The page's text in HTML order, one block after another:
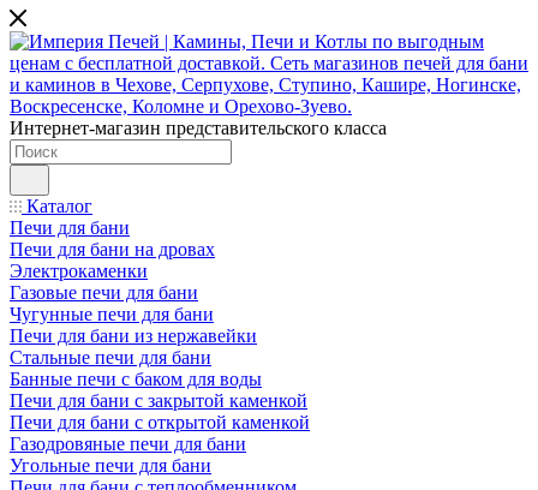
Интернет-магазин представительского класса
Каталог
Печи для бани
Печи для бани на дровах
Электрокаменки
Газовые печи для бани
Чугунные печи для бани
Печи для бани из нержавейки
Стальные печи для бани
Банные печи с баком для воды
Печи для бани с закрытой каменкой
Печи для бани с открытой каменкой
Газодровяные печи для бани
Угольные печи для бани